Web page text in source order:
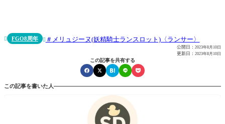
 FGO8周年  メリュジーヌ(妖精騎士ランスロット)〈ランサー〉
公開日： 2023年8月10日
更新日： 2023年8月10日
この記事を共有する
この記事を書いた人